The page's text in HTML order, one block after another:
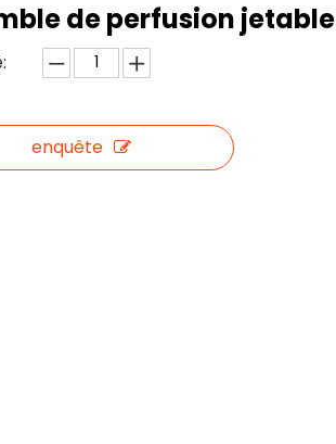
de perfusion jetable
enquête